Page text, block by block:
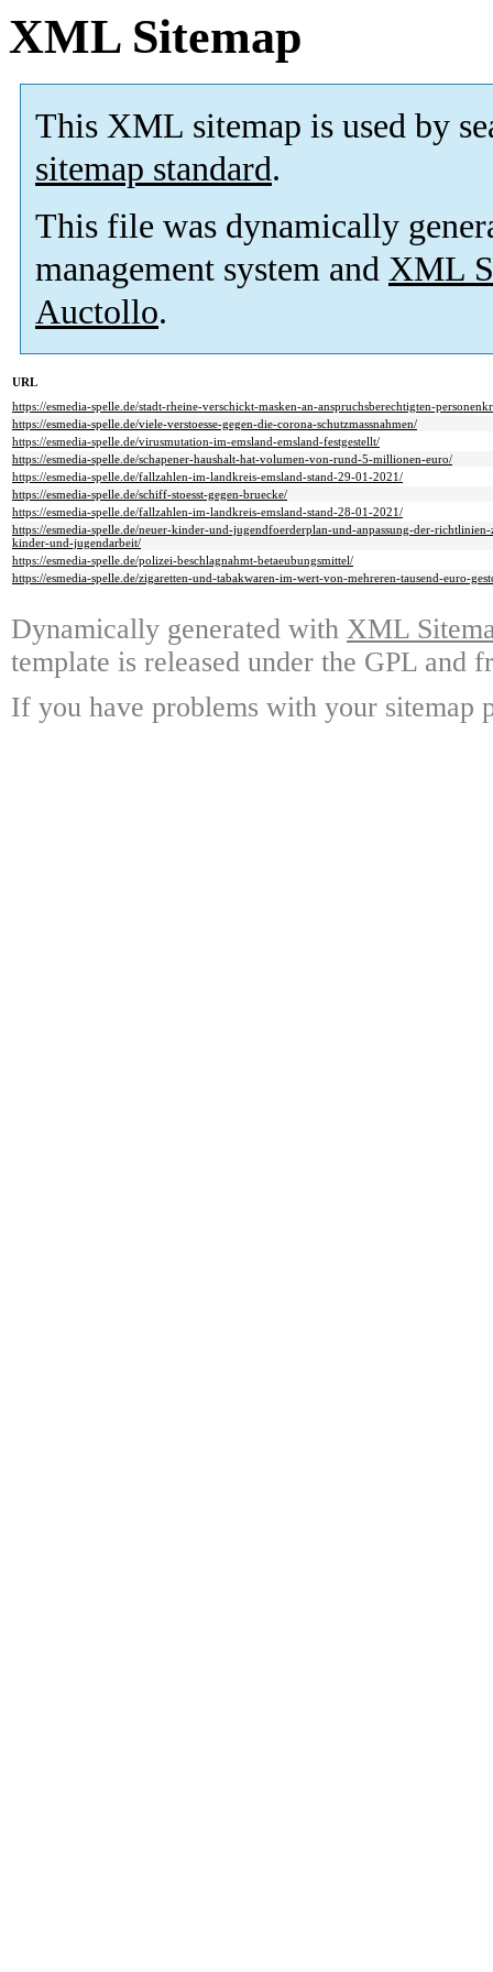
XML Sitemap
This XML sitemap is used by
sitemap standard.
This file was dynamically
management system and XML
Auctollo.
URL
https://esmedia-spelle.de/stadt-rheine-verschickt-masken-an-anspruchsberechtigten-
https://esmedia-spelle.de/viele-verstoesse-gegen-die-corona-schutzmassnahmen/
https://esmedia-spelle.de/virusmutation-im-emsland-emsland-festgestellt/
https://esmedia-spelle.de/schapener-haushalt-hat-volumen-von-rund-5-millionen-euro/
https://esmedia-spelle.de/fallzahlen-im-landkreis-emsland-stand-29-01-2021/
https://esmedia-spelle.de/schiff-stoesst-gegen-bruecke/
https://esmedia-spelle.de/fallzahlen-im-landkreis-emsland-stand-28-01-2021/
https://esmedia-spelle.de/neuer-kinder-und-jugendfoerderplan-und-anpassung-der-
kinder-und-jugendarbeit/
https://esmedia-spelle.de/polizei-beschlagnahmt-betaeubungsmittel/
https://esmedia-spelle.de/zigaretten-und-tabakwaren-im-wert-von-mehreren-tausend-euro-
Dynamically generated with XML
template is released under the GPL and
If you have problems with your sitemap